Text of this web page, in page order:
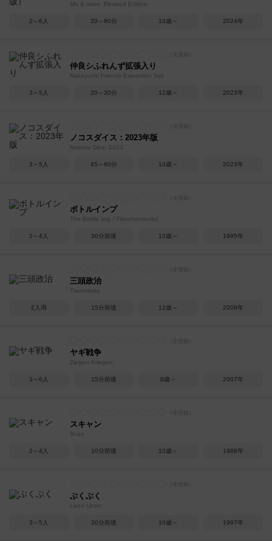
Mü & more: Revised Edition
2～6人 20～60分 10歳～ 2024年
仲良シふれんず拡張入り
Nakayoshi Friends Expantion Set
3～5人 20～30分 12歳～ 2023年
ノコスダイス：2023年版
Nokosu Dice: 2023
3～5人 45～60分 10歳～ 2023年
ボトルインプ
The Bottle Imp / Flaschenteufel
2～4人 30分前後 10歳～ 1995年
三頭政治
Triumvirate
2人用 15分前後 12歳～ 2009年
ヤギ戦争
Ziegen Kriegen
3～6人 15分前後 8歳～ 2007年
スキャン
Scan
2～4人 10分前後 10歳～ 1988年
ぶくぶく
Land Unter
3～5人 30分前後 10歳～ 1997年